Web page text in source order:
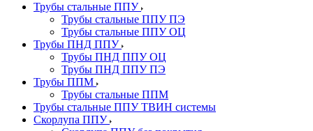
Трубы стальные ППУ
Трубы стальные ППУ ПЭ
Трубы стальные ППУ ОЦ
Трубы ПНД ППУ
Трубы ПНД ППУ ОЦ
Трубы ПНД ППУ ПЭ
Трубы ППМ
Трубы стальные ППМ
Трубы стальные ППУ ТВИН системы
Скорлупа ППУ